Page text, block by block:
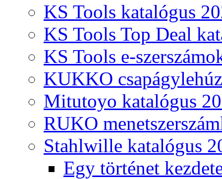
KS Tools katalógus
KS Tools Top Deal
KS Tools e-
KUKKO
Mitutoyo katalógus
RUKO
Stahlwille katalógus
Egy történet